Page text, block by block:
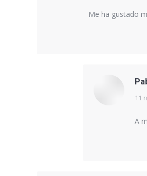
Me ha gustado
11
A